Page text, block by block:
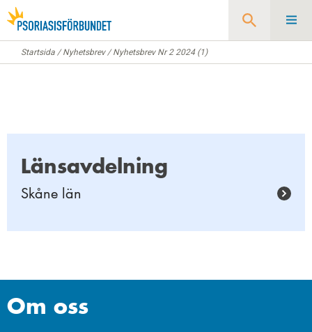
Sök
Startsida /Nyhetsbrev/Nyhetsbrev Nr 2 2024 (1)
Länsavdelning
Skåne län
Om oss